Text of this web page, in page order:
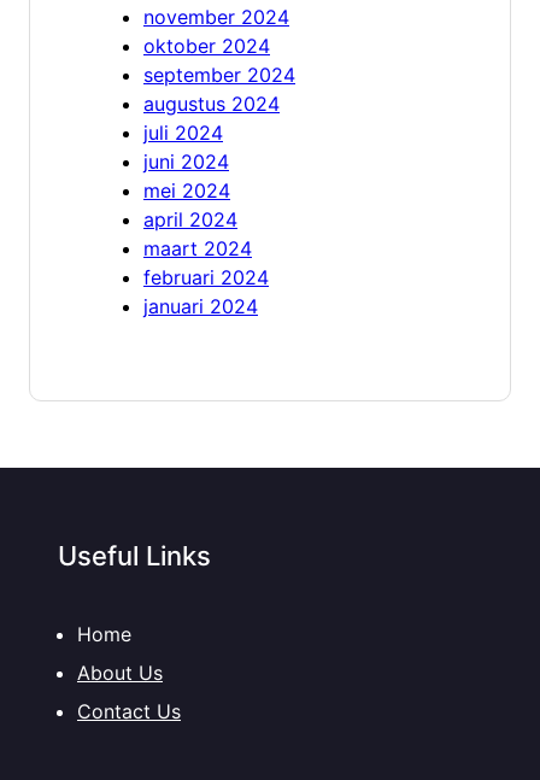
november 2024
oktober 2024
september 2024
augustus 2024
juli 2024
juni 2024
mei 2024
april 2024
maart 2024
februari 2024
januari 2024
Useful Links
Home
About Us
Contact Us